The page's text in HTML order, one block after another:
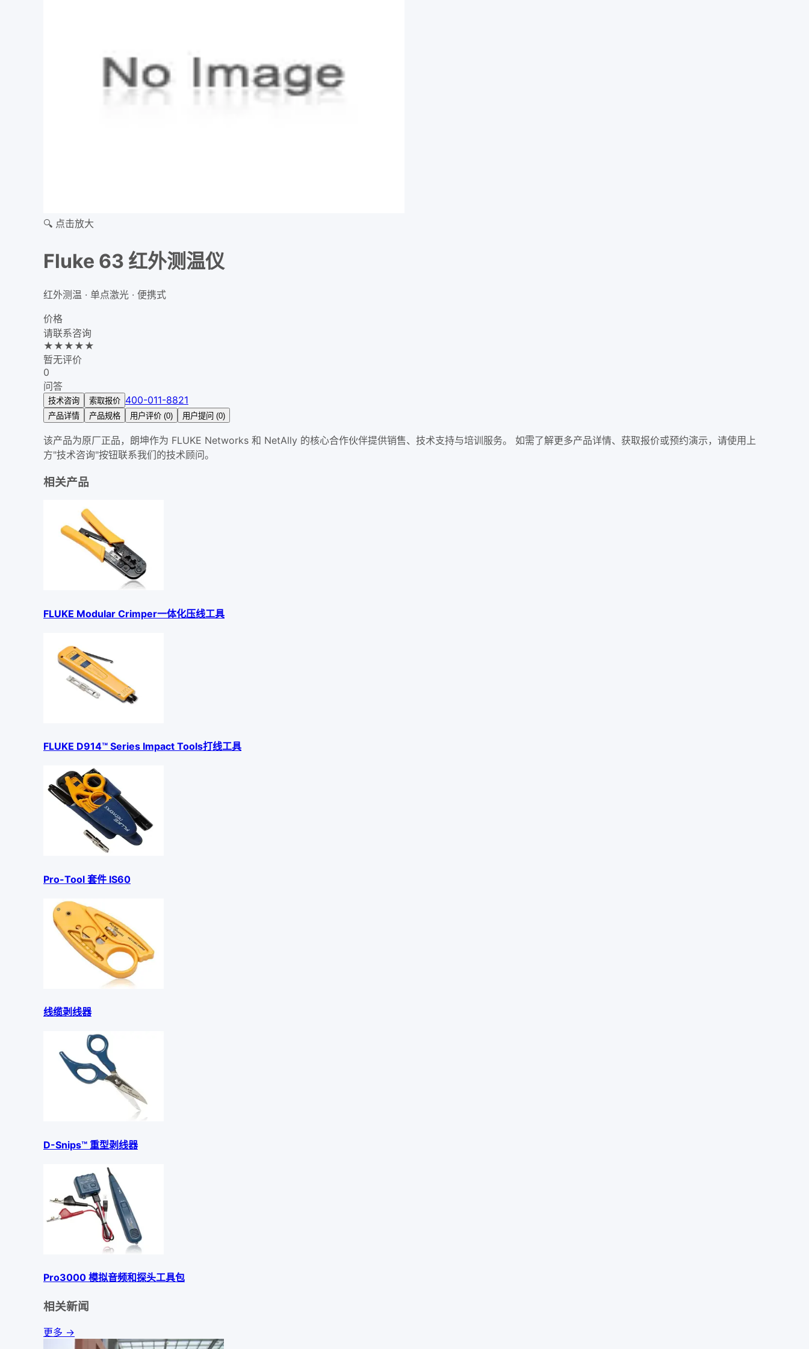
🔍 点击放大
Fluke 63 红外测温仪
红外测温 · 单点激光 · 便携式
价格
请联系咨询
★ ★ ★ ★ ★
暂无评价
0
问答
技术咨询 索取报价 400-011-8821
产品详情 产品规格 用户评价 (0) 用户提问 (0)
该产品为原厂正品，朗坤作为 FLUKE Networks 和 NetAlly 的核心合作伙伴提供销售、技术支持与培训服务。 如需了解更多产品详情、获取报价或预约演示，请使用上
方"技术咨询"按钮联系我们的技术顾问。
相关产品
FLUKE Modular Crimper一体化压线工具
FLUKE D914™ Series Impact Tools打线工具
Pro-Tool 套件 IS60
线缆剥线器
D-Snips™ 重型剥线器
Pro3000 模拟音频和探头工具包
相关新闻
更多 →